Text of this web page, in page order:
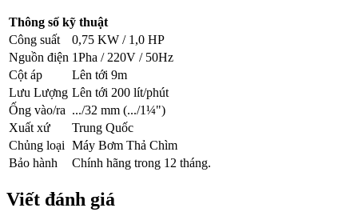
Thông số kỹ thuật
Công suất
0,75 KW / 1,0 HP
Nguồn điện 1Pha / 220V / 50Hz
Cột áp
Lên tới 9m
Lưu Lượng Lên tới 200 lít/phút
Ống vào/ra .../32 mm (.../1¼")
Xuất xứ
Trung Quốc
Chủng loại Máy Bơm Thả Chìm
Bảo hành
Chính hãng trong 12 tháng.
Viết đánh giá